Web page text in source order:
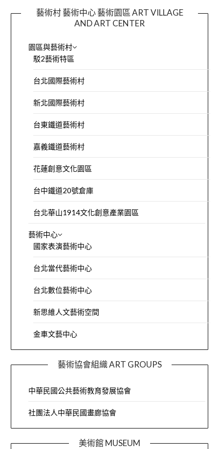
藝術村 藝術中心 藝術園區 ART VILLAGE
AND ART CENTER
園區與藝術村
駁2藝術特區
台北國際藝術村
新北國際藝術村
台東鐵道藝術村
嘉義鐵道藝術村
花蓮創意文化園區
台中鐵道20號倉庫
台北華山1914文化創意產業園區
藝術中心
國家表演藝術中心
台北當代藝術中心
台北數位藝術中心
新思維人文藝術空間
金車文藝中心
藝術協會組織 ART GROUPS
中華民國公共藝術教育發展協會
社團法人中華民國畫廊協會
美術館 MUSEUM